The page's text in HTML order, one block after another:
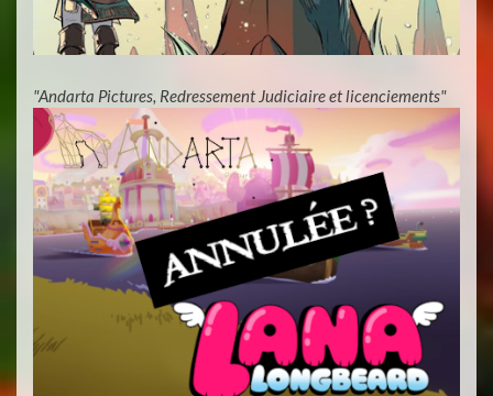
"Andarta Pictures, Redressement Judiciaire et licenciements"